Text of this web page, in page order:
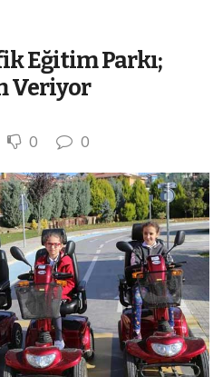
Eğitim Parkı;
Veriyor
0 0